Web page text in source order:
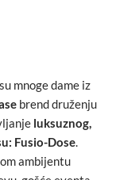
mnoge dame iz
brend druženju
luksuznog,
Fusio-Dose.
ambijentu